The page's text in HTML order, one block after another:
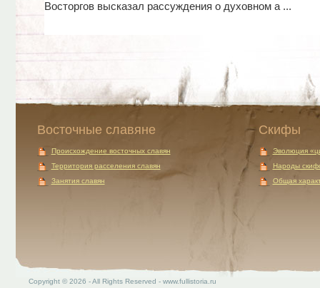
Восторгов высказал рассуждения о духовном а ...
Восточные славяне
Происхождение восточных славян
Территория расселения славян
Занятия славян
Скифы
Эволюция
Народы
Общая
Copyright © 2026 - All Rights Reserved - www.fullistoria.ru